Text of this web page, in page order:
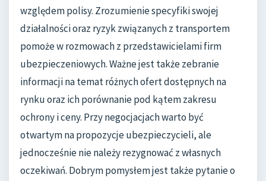
względem polisy. Zrozumienie specyfiki swojej
działalności oraz ryzyk związanych z transportem
pomoże w rozmowach z przedstawicielami firm
ubezpieczeniowych. Ważne jest także zebranie
informacji na temat różnych ofert dostępnych na
rynku oraz ich porównanie pod kątem zakresu
ochrony i ceny. Przy negocjacjach warto być
otwartym na propozycje ubezpieczycieli, ale
jednocześnie nie należy rezygnować z własnych
oczekiwań. Dobrym pomysłem jest także pytanie o